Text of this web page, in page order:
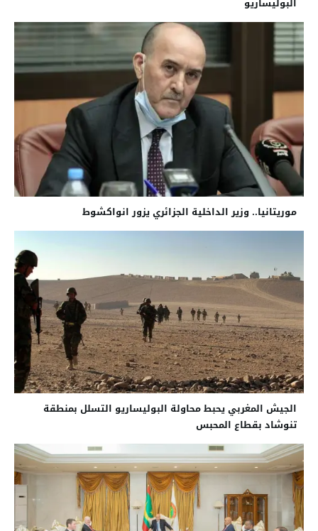
موريتانيا.. وزير الداخلية الجزائري يزور انواكشوط
الجيش المغربي يحبط محاولة البوليساريو التسلل بمنطقة
تنوشاد بقطاع المحبس